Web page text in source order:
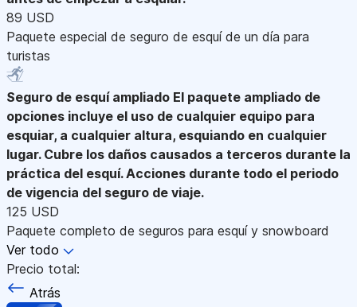
89 USD
Paquete especial de seguro de esquí de un día para
turistas
Seguro de esquí ampliado El paquete ampliado de
opciones incluye el uso de cualquier equipo para
esquiar, a cualquier altura, esquiando en cualquier
lugar. Cubre los daños causados a terceros durante la
práctica del esquí. Acciones durante todo el periodo
de vigencia del seguro de viaje.
125 USD
Paquete completo de seguros para esquí y snowboard
Ver todo
Precio total:
Atrás